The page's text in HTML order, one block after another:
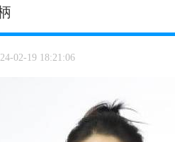
02-19 18:21:06